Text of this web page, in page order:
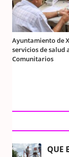
Ayuntamiento de
servicios de salud
Comunitarios
QUE